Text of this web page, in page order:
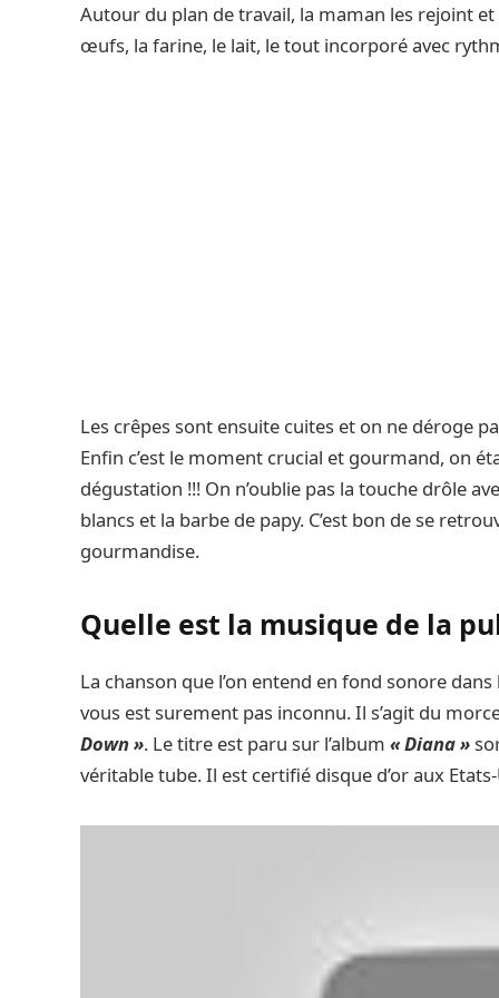
Autour du plan de travail, la maman les rejoint
œufs, la farine, le lait, le tout incorporé avec
Les crêpes sont ensuite cuites et on ne déroge
Enfin c’est le moment crucial et gourmand, on
dégustation !!! On n’oublie pas la touche drôle
blancs et la barbe de papy. C’est bon de se
gourmandise.
Quelle est la musique de la
La chanson que l’on entend en fond sonore
vous est surement pas inconnu. Il s’agit du
Down ». Le titre est paru sur l’album « Diana »
véritable tube. Il est certifié disque d’or aux